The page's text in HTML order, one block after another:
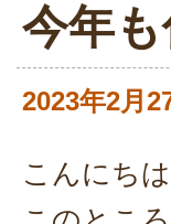
今年
2023年2月
こんにちは